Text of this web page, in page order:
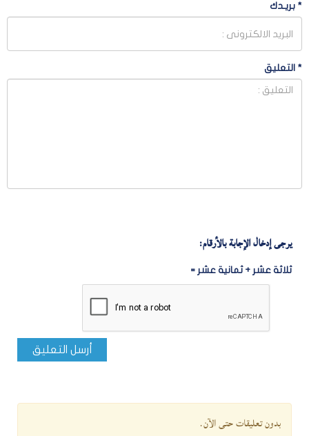
* بريـدك
* التعليق
يرجى إدخال الإجابة بالأرقام:
ثلاثة عشر + ثمانية عشر =
أرسل التعليق
بدون تعليقات حتى الآن.